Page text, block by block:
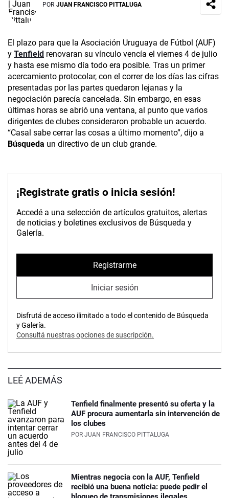
POR JUAN FRANCISCO PITTALUGA
El plazo para que la Asociación Uruguaya de Fútbol (AUF)
y Tenfield renovaran su vínculo vencía el viernes 4 de julio
y hasta ese mismo día todo era posible. Tras un primer
acercamiento protocolar, con el correr de los días las cifras
presentadas por las partes quedaron lejanas y la
negociación parecía cancelada. Sin embargo, en esas
últimas horas se abrió una ventana, al punto que varios
dirigentes de clubes consideraron probable un acuerdo.
“Casal sabe cerrar las cosas a último momento”, dijo a
Búsqueda un directivo de un club grande.
¡Registrate gratis o inicia sesión!
Accedé a una selección de artículos gratuitos, alertas
de noticias y boletines exclusivos de Búsqueda y
Galería.
Registrarme
Iniciar sesión
Disfrutá de acceso ilimitado a todo el contenido de Búsqueda
y Galería.
Consultá nuestras opciones de suscripción.
LEÉ ADEMÁS
Tenfield finalmente presentó su oferta y la
AUF procura aumentarla sin intervención de
los clubes
POR JUAN FRANCISCO PITTALUGA
Mientras negocia con la AUF, Tenfield
recibió una buena noticia: puede pedir el